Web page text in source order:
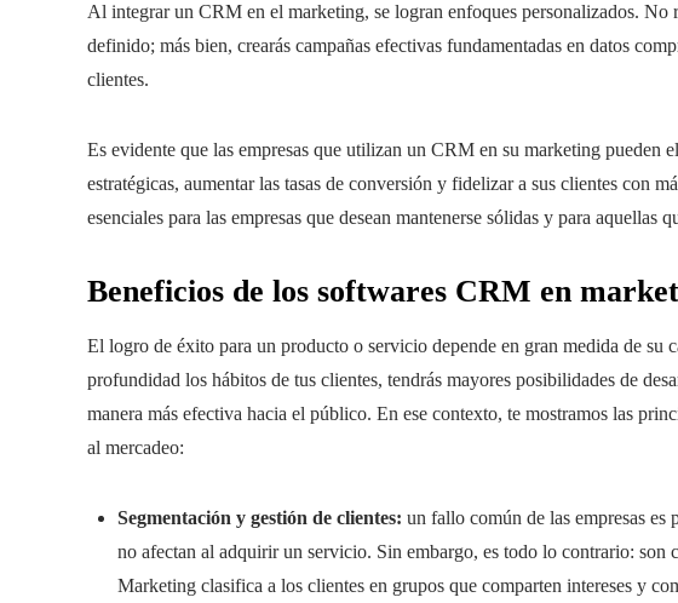
Al integrar un CRM en el marketing, se logran enfoques personalizados. No
definido; más bien, crearás campañas efectivas fundamentadas en datos
clientes.
Es evidente que las empresas que utilizan un CRM en su marketing pueden
estratégicas, aumentar las tasas de conversión y fidelizar a sus clientes con
esenciales para las empresas que desean mantenerse sólidas y para aquellas
Beneficios de los softwares CRM en
El logro de éxito para un producto o servicio depende en gran medida de su
profundidad los hábitos de tus clientes, tendrás mayores posibilidades de
manera más efectiva hacia el público. En ese contexto, te mostramos las
al mercadeo:
Segmentación y gestión de clientes: un fallo común de las empresas es
no afectan al adquirir un servicio. Sin embargo, es todo lo contrario: son
Marketing clasifica a los clientes en grupos que comparten intereses y